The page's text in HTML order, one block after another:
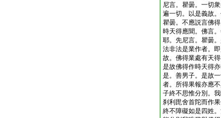
尼言。瞿曇。一切
遍一切。以是義故
瞿曇。不應説言佛
時天得應聞。佛言
耶。先尼言。瞿曇
法非法是業作者。
故。佛得業處有天
是故佛得作時天得
是。善男子。是故
者。所得果報亦應
子終不思惟分別。
刹利毘舍首陀而作
終不障礙如是四姓